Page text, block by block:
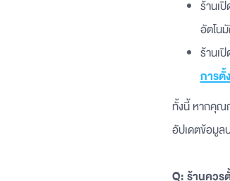
ร้านเ
อัตโน
ร้านเ
การตั้
ทั้งนี้ หากคุณ
อัปเดตข้อมูล
Q: ร้านควร